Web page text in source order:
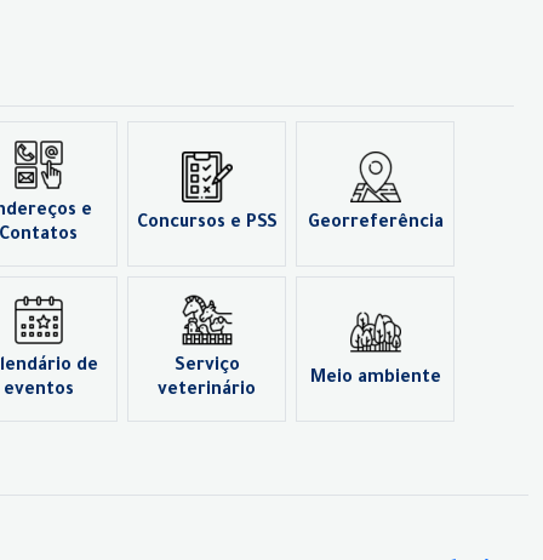
e
Contatos
Concursos e PSS Georreferência
de
eventos
Serviço
veterinário
Meio ambiente